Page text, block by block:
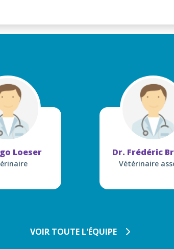
Loeser Dr. Frédéric
Vétérinaire
VOIR TOUTE L'ÉQUIPE